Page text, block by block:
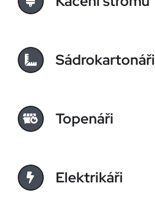
Sádrokartonáři
Topenáři
Elektrikáři